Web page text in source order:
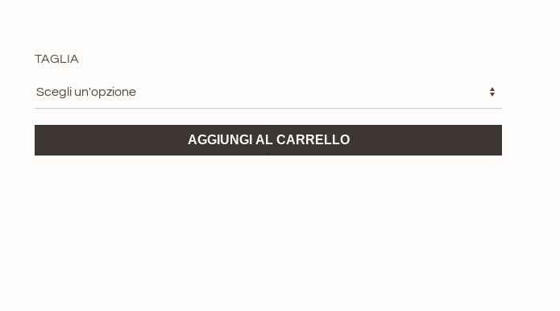
TAGLIA
BUiO
AGGIUNGI AL CARRELLO